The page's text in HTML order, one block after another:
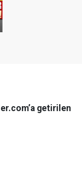
getirilen